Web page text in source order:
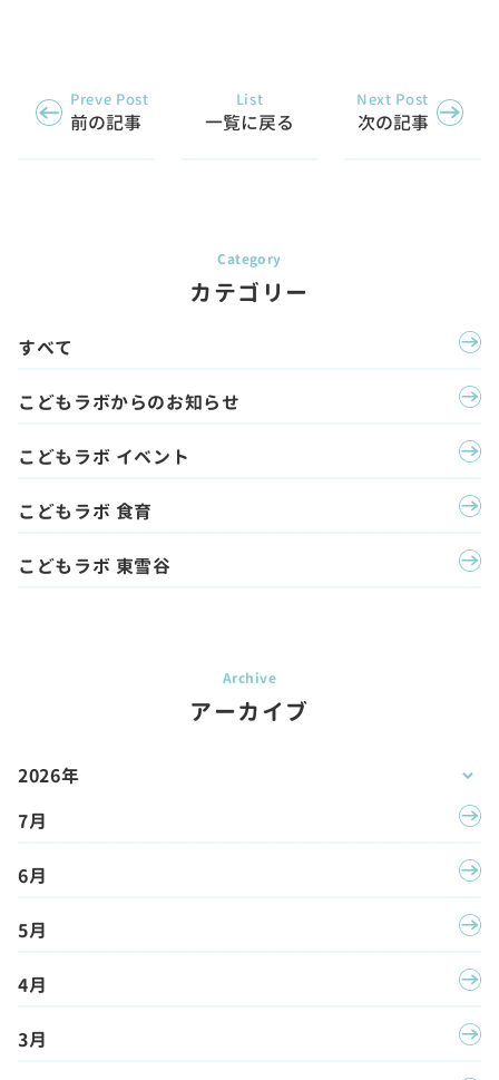
Preve Post
前の記事
List
一覧に戻る
Next Post
次の記事
カテゴリー
すべて
こどもラボからのお知らせ
こどもラボ イベント
こどもラボ 食育
こどもラボ 東雪谷
アーカイブ
2026年
7月
6月
5月
4月
3月